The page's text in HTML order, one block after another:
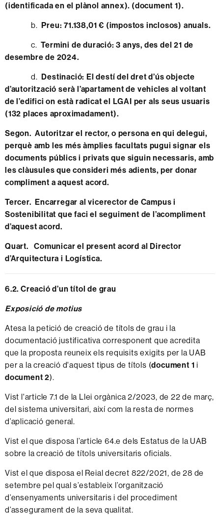
(identificada en el plànol annex). (document 1).
​​​​​​​ b.Preu: 71.138,01 € (impostos inclosos) anuals.
​​​​​​​ c.Termini de duració:3 anys, des del 21 de
desembre de 2024.
​​​​​​​ d.Destinació:El destí del dret d’ús objecte
d’autorització serà l’apartament de vehicles al voltant
de l’edifici on està radicat el LGAI per als seus usuaris
(132 places aproximadament).
Segon. Autoritzar el rector, o persona en qui delegui,
perquè amb les més àmplies facultats pugui signar els
documents públics i privats que siguin necessaris, amb
les clàusules que consideri més adients, per donar
compliment a aquest acord.
Tercer. Encarregar al vicerector de Campus i
Sostenibilitat que faci el seguiment de l’acompliment
d’aquest acord.
Quart. Comunicar el present acord al Director
d’Arquitectura i Logística.
6.2. Creació d’un títol de grau
Exposició de motius
Atesa la petició de creació de títols de grau i la
documentació justificativa corresponent que acredita
que la proposta reuneix els requisits exigits per la UAB
per a la creació d'aquest tipus de títols (document 1i
document 2).
Vist l'article 7.1 de la Llei orgànica 2/2023, de 22 de març,
del sistema universitari, així com la resta de normes
d’aplicació general.
Vist el que disposa l’article 64.e dels Estatus de la UAB
sobre la creació de títols universitaris oficials.
Vist el que disposa el Reial decret 822/2021, de 28 de
setembre pel qual s’estableix l’organització
d’ensenyaments universitaris i del procediment
d’assegurament de la seva qualitat.